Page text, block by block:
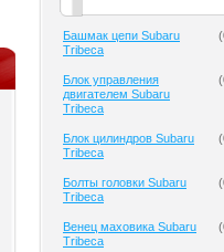
Башмак цепи Subaru
Tribeca
(
Блок управления
двигателем Subaru
Tribeca
(
Блок цилиндров Subaru
Tribeca
(
Болты головки Subaru
Tribeca
(
Венец маховика Subaru
Tribeca
(